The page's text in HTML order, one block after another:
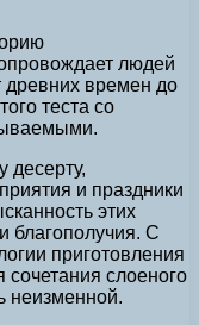
людей
древних времен до
теста со
десерту,
и праздники
этих
благополучия. С
приготовления
слоеного
неизменной.